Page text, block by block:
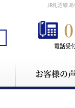
JR札沼線
電話受
お客様の声